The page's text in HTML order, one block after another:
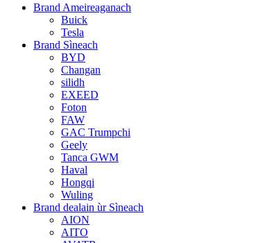
Brand Ameireaganach
Buick
Tesla
Brand Sìneach
BYD
Changan
silidh
EXEED
Foton
FAW
GAC Trumpchi
Geely
Tanca GWM
Haval
Hongqi
Wuling
Brand dealain ùr Sìneach
AION
AITO